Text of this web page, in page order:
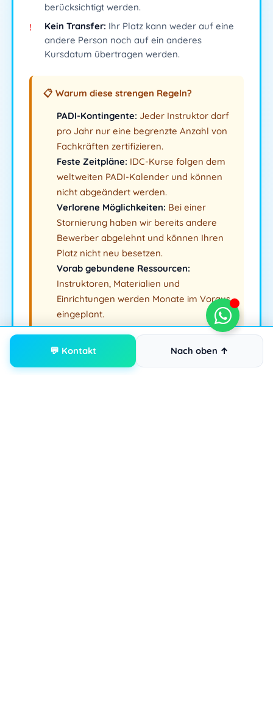
berücksichtigt werden.
Kein Transfer: Ihr Platz kann weder auf eine
andere Person noch auf ein anderes
Kursdatum übertragen werden.
📋 Warum diese strengen Regeln?
PADI-Kontingente: Jeder Instruktor darf
pro Jahr nur eine begrenzte Anzahl von
Fachkräften zertifizieren.
Feste Zeitpläne: IDC-Kurse folgen dem
weltweiten PADI-Kalender und können
nicht abgeändert werden.
Verlorene Möglichkeiten: Bei einer
Stornierung haben wir bereits andere
Bewerber abgelehnt und können Ihren
Platz nicht neu besetzen.
Vorab gebundene Ressourcen:
Instruktoren, Materialien und
Einrichtungen werden Monate im Voraus
eingeplant.
💳 Zahlungsbedingungen
💬 Kontakt Nach oben ↑